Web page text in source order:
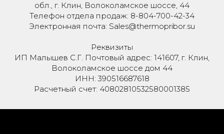
обл., г. Клин, Волоколамское шоссе, 44
Телефон отдела продаж: 8-804-700-42-34
Электронная почта: Sales@thermopribor.su
Реквизиты
ИП Малышев С.Г. Почтовый адрес: 141607, г. Клин,
Волоколамское шоссе дом 44
ИНН: 390516687618
Расчетный счет: 40802810532580001385